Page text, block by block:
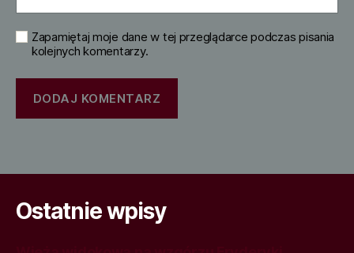
Zapamiętaj moje dane w tej przeglądarce podczas pisania
kolejnych komentarzy.
Ostatnie wpisy